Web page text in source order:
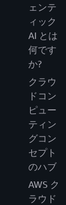
ェンテ
ィック
AI とは
何です
か?
クラウ
ドコン
ピュー
ティン
グコン
セプト
のハブ
AWS ク
ラウド